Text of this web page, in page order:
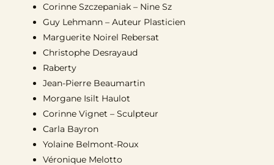
Corinne Szczepaniak – Nine Sz
Guy Lehmann – Auteur Plasticien
Marguerite Noirel Rebersat
Christophe Desrayaud
Raberty
Jean-Pierre Beaumartin
Morgane Isilt Haulot
Corinne Vignet – Sculpteur
Carla Bayron
Yolaine Belmont-Roux
Véronique Melotto